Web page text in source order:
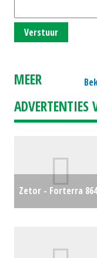
Verstuur
MEER
ADVERTENTIES
Zetor - Forterra